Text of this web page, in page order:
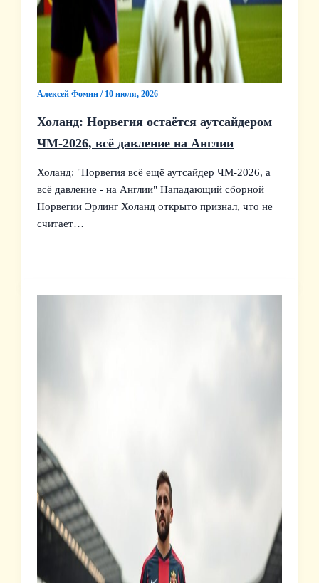
Алексей Фомин/ 10 июля, 2026
Холанд: Норвегия остаётся аутсайдером
ЧМ‑2026, всё давление на Англии
Холанд: "Норвегия всё ещё аутсайдер ЧМ‑2026, а
всё давление - на Англии" Нападающий сборной
Норвегии Эрлинг Холанд открыто признал, что не
считает…